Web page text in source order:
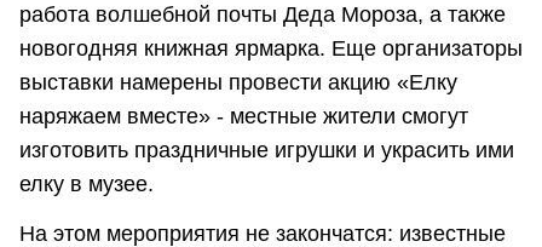
работа волшебной почты Деда Мороза, а также
новогодняя книжная ярмарка. Еще организаторы
выставки намерены провести акцию «Елку
наряжаем вместе» - местные жители смогут
изготовить праздничные игрушки и украсить ими
елку в музее.
На этом мероприятия не закончатся: известные